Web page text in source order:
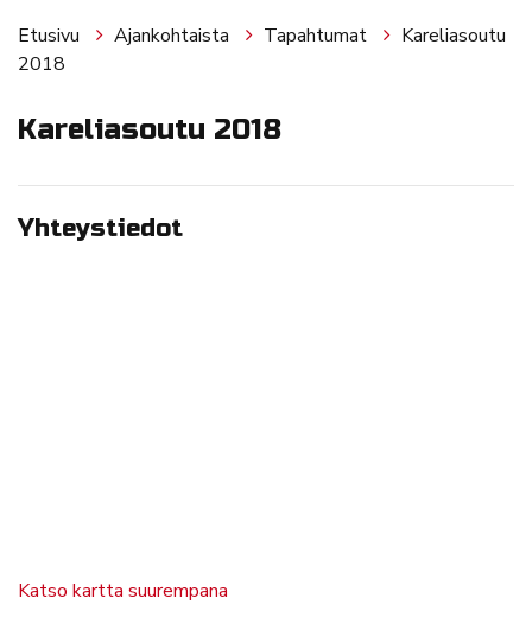
Etusivu Ajankohtaista Tapahtumat
Kareliasoutu
2018
Kareliasoutu 2018
Yhteystiedot
Katso kartta suurempana